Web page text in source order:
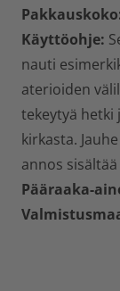
Käyttöohje:
nauti
aterioiden
tekeytyä hetki
kirkasta.
annos
Pääraaka-